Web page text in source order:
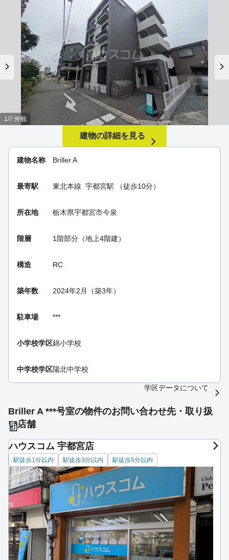
建物名称 Briller A
最寄駅 東北本線 宇都宮駅 （徒歩10分）
所在地 栃木県宇都宮市今泉
階層 1階部分（地上4階建）
構造 RC
築年数 2024年2月（築3年）
駐車場 ***
小学校学区錦小学校
中学校学区陽北中学校
1/7 外観
建物の詳細を見る
学区データについて
Briller A ***号室の物件のお問い合わせ先・取り扱
い店舗
ハウスコム 宇都宮店
駅徒歩1分以内 駅徒歩3分以内 駅徒歩5分以内